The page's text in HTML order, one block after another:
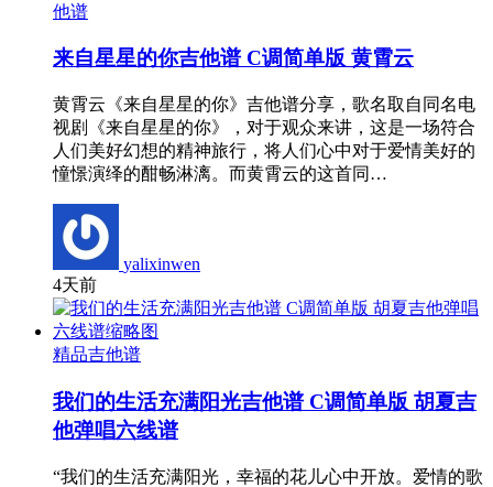
他谱
来自星星的你吉他谱 C调简单版 黄霄云
黄霄云《来自星星的你》吉他谱分享，歌名取自同名电
视剧《来自星星的你》，对于观众来讲，这是一场符合
人们美好幻想的精神旅行，将人们心中对于爱情美好的
憧憬演绎的酣畅淋漓。而黄霄云的这首同…
yalixinwen
4天前
精品吉他谱
我们的生活充满阳光吉他谱 C调简单版 胡夏吉
他弹唱六线谱
“我们的生活充满阳光，幸福的花儿心中开放。爱情的歌